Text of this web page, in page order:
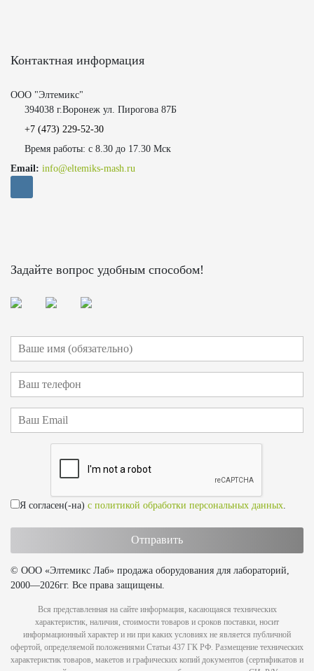
Контактная информация
ООО "Элтемикс"
394038 г.Воронеж ул. Пирогова 87Б
+7 (473) 229-52-30
Время работы: с 8.30 до 17.30 Мск
Email: info@eltemiks-mash.ru
Задайте вопрос удобным способом!
Я согласен(-на) с политикой обработки персональных данных
© ООО «Элтемикс Лаб» продажа оборудования для лабораторий,
2000—2026гг. Все права защищены.
Вся представленная на сайте информация, касающаяся технических
характеристик, наличия, стоимости товаров и сроков поставки, носит
информационный характер и ни при каких условиях не является публичной
офертой, определяемой положениями Статьи 437 ГК РФ. Размещение технических
характеристик товаров, макетов и графических копий документов (сертификатов и